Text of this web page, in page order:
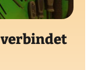
verbindet